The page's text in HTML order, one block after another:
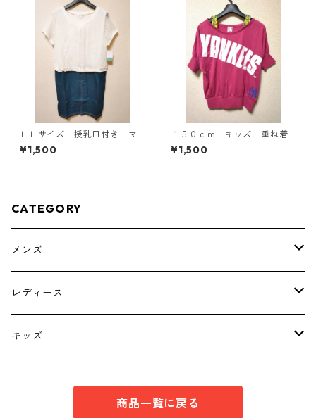
ＬＬサイズ 授乳口付き マ
タニティ ドッキングワンピ
ース ホワイト×ブルー KAE
¥1,500
１５０ｃｍ キッズ 重ね着
風ドルマントップス マゼン
タ KAE-4791
¥1,500
CATEGORY
メンズ
トップス
ボトムス
レディース
トップス
キッズ
商品一覧に戻る